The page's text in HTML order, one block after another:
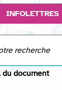
INFOLETTRES
du document